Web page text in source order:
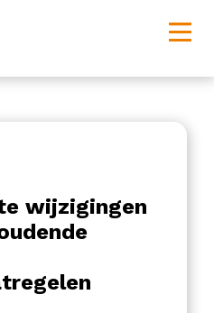
wijzigingen